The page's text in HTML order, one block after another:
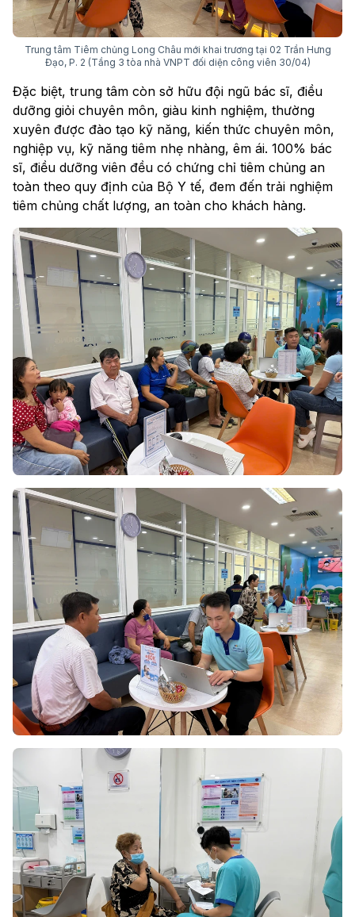
Trung tâm Tiêm chủng Long Châu mới khai trương tại 02 Trần Hưng
Đạo, P. 2 (Tầng 3 tòa nhà VNPT đối diện công viên 30/04)
Đặc biệt, trung tâm còn sở hữu đội ngũ bác sĩ, điều
dưỡng giỏi chuyên môn, giàu kinh nghiệm, thường
xuyên được đào tạo kỹ năng, kiến thức chuyên môn,
nghiệp vụ, kỹ năng tiêm nhẹ nhàng, êm ái. 100% bác
sĩ, điều dưỡng viên đều có chứng chỉ tiêm chủng an
toàn theo quy định của Bộ Y tế, đem đến trải nghiệm
tiêm chủng chất lượng, an toàn cho khách hàng.